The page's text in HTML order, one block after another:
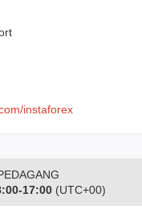
instaforex
17:00(UTC+00)